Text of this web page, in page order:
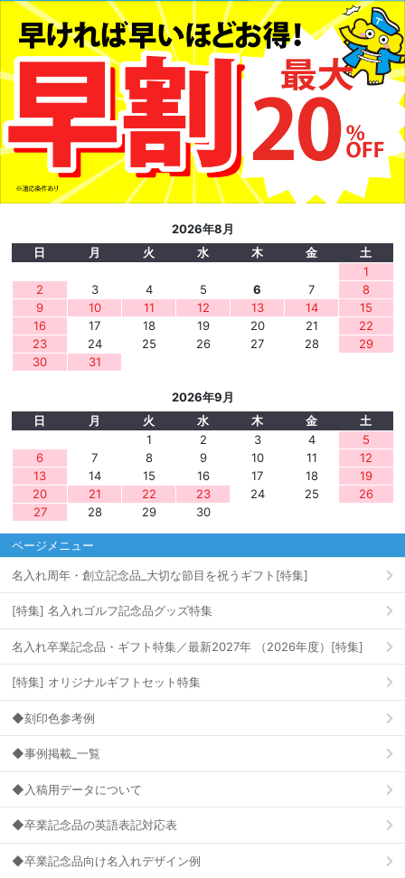
2026年8月
日
月 火 水 木 金
土
1
2
3 4 5 6 7
8
9
10 11 12 13 14
15
16
17 18 19 20 21
22
23
24 25 26 27 28
29
30
31
2026年9月
日
月 火 水 木 金
土
1
2 3 4
5
6
7 8 9 10 11
12
13
14 15 16 17 18
19
20
21 22 23 24 25
26
27
28 29 30
ページメニュー
名入れ周年・創立記念品_大切な節目を祝うギフト[特集]
[特集] 名入れゴルフ記念品グッズ特集
名入れ卒業記念品・ギフト特集／最新2027年 （2026年度）[特集]
[特集] オリジナルギフトセット特集
◆刻印色参考例
◆事例掲載_一覧
◆入稿用データについて
◆卒業記念品の英語表記対応表
◆卒業記念品向け名入れデザイン例